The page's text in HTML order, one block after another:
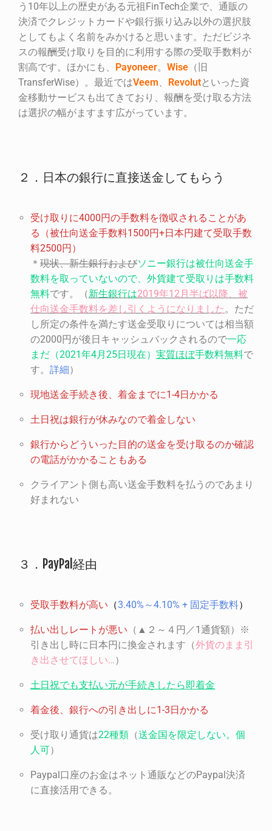
う10年以上の歴史がある元祖FinTech企業で、通販の
決済でクレジットカードや銀行振り込み以外の選択肢
としてもよく名前をみかけると思います。ただビジネ
スの報酬受け取りを目的に利用する際の受取手数料が
割高です。ほかにも、 Payoneer。 Wise （旧
TransferWise）。最近ではVeem、 Revolutといった資
金移動サービスも出てきており、報酬を受け取る方法
は選択の幅がますます広がっています。
２．日本の銀行に直接送金してもらう
受け取りに4000円の手数料を徴収されることがあ
る（被仕向送金手数料1500円+日本円建て受取手数
料2500円）
＊ 現状、新生銀行およびソニー銀行は被仕向送金手
数料を取っていないので、外貨建て受取りは手数料
無料です。（新生銀行は2019年12月半ば以降、被
仕向送金手数料を差し引くようになりました。ただ
し所定の条件を満たす送金受取りについては相当額
の2000円が後日キャッシュバックされるので一応
まだ（2021年4月25日現在） 実質ほぼ手数料無料で
す。 詳細）
現地送金手続き後、着金までに1-4日かかる
土日祝は銀行が休みなので着金しない
銀行からどういった目的の送金を受け取るのか確認
の電話がかかることもある
クライアント側も高い送金手数料を払うのであまり
好まれない
３．PayPal経由
受取手数料が高い （3.40%～4.10% + 固定手数料）
払い出しレートが悪い （▲２～４円／1通貨額）※
引き出し時に日本円に換金されます（外貨のまま引
き出させてほしい…）
土日祝でも支払い元が手続きしたら即着金
着金後、銀行への引き出しに1-3日かかる
受け取り通貨は22種類 （送金国を限定しない。個
人可）
Paypal口座のお金はネット通販などのPaypal決済
に直接活用できる。